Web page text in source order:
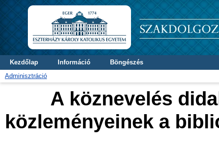
Kezdőlap Információ
Böngészés
Adminisztráció
A köznevelés
közleményeinek a